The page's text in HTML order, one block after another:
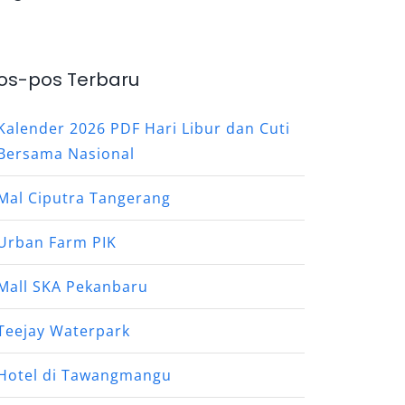
pos Terbaru
2026 PDF Hari Libur dan Cuti
Nasional
Ciputra Tangerang
Farm PIK
SKA Pekanbaru
Waterpark
di Tawangmangu